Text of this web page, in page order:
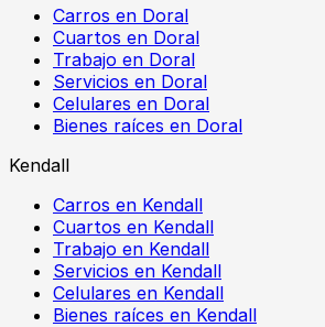
Carros en Doral
Cuartos en Doral
Trabajo en Doral
Servicios en Doral
Celulares en Doral
Bienes raíces en Doral
Kendall
Carros en Kendall
Cuartos en Kendall
Trabajo en Kendall
Servicios en Kendall
Celulares en Kendall
Bienes raíces en Kendall